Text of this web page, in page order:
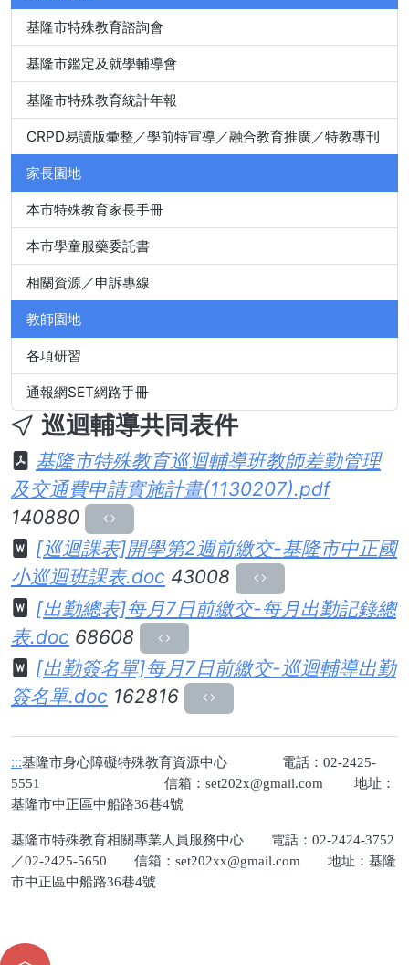
基隆市特殊教育諮詢會
基隆市鑑定及就學輔導會
基隆市特殊教育統計年報
CRPD易讀版彙整／學前特宣導／融合教育推廣／特教專刊
家長園地
本市特殊教育家長手冊
本市學童服藥委託書
相關資源／申訴專線
教師園地
各項研習
通報網SET網路手冊
巡迴輔導共同表件
基隆市特殊教育巡迴輔導班教師差勤管理
及交通費申請實施計畫(1130207).pdf
140880
[巡迴課表]開學第2週前繳交-基隆市中正國
小巡迴班課表.doc 43008
[出勤總表]每月7日前繳交-每月出勤記錄總
表.doc 68608
[出勤簽名單]每月7日前繳交-巡迴輔導出勤
簽名單.doc 162816
:::基隆市身心障礙特殊教育資源中心 電話：02-2425-
5551 信箱： set202x@gmail.com 地址：
基隆市中正區中船路36巷4號
基隆市特殊教育相關專業人員服務中心 電話：02-2424-3752
／02-2425-5650 信箱： set202xx@gmail.com 地址：基隆
市中正區中船路36巷4號